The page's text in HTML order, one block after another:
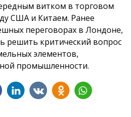
витком в торговом
США и Китаем. Ранее
переговорах в Лондоне,
решить критический вопрос
элементов,
промышленности.